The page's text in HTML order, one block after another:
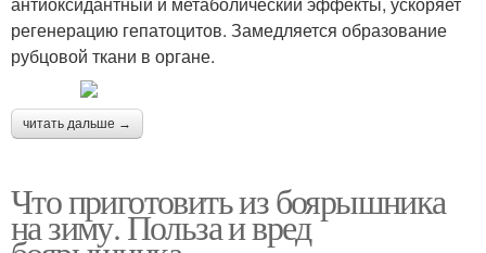
регенерацию гепатоцитов. Замедляется образование
рубцовой ткани в органе.
читать дальше →
Что приготовить из боярышника
на зиму. Польза и вред